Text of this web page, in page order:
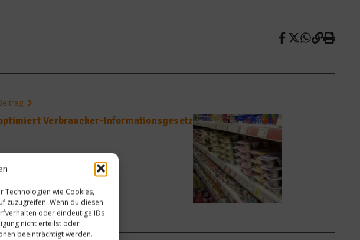
Technologien wie Cookies,
zuzugreifen. Wenn du diesen
oder eindeutige IDs
nicht erteilst oder
beeinträchtigt werden.
Verbraucher-Informationsgesetz